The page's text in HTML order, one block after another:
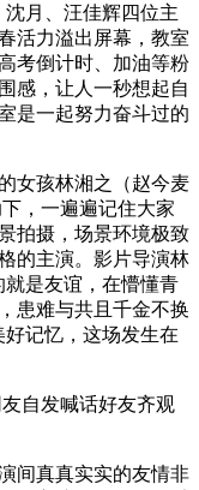
月、汪佳辉四位主
活力溢出屏幕，教室
考倒计时、加油等粉
感，让人一秒想起自
是一起努力奋斗过的
女孩林湘之（赵今麦
，一遍遍记住大家
拍摄，场景环境极致
的主演。影片导演林
是友谊，在懵懂青
患难与共且千金不换
记忆，这场发生在
自发喊话好友齐观
间真真实实的友情非